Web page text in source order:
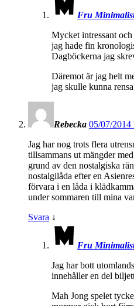
Fru
Mycket intressant
jag hade fin
Dagböckerna jag
Däremot är jag helt
jag skulle kunna
Rebecka 05/07/2014
Jag har nog trots flera
tillsammans ut mängder
grund av den nostalgiska
nostalgilåda efter en
förvara i en låda i
under sommaren till mina
Svara ↓
Fru
Jag har bott
innehåller en del
Mah Jong spelet